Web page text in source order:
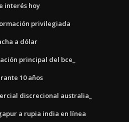
interés hoy
privilegiada
a dólar
principal del bce_
10 años
discrecional australia_
a rupia india en línea